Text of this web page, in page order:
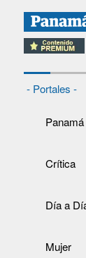
- Portales -
Crítica
Día a
Mujer